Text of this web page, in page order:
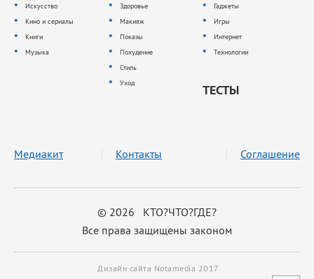
Искусство
Кино и сериалы
Книги
Музыка
Здоровье
Макияж
Показы
Похудение
Стиль
Уход
Гаджеты
Игры
Интернет
Технологии
ТЕСТЫ
© 2026 КТО?ЧТО?ГДЕ?
Все права защищены законом
Медиакит Контакты Соглашение
Дизайн сайта Notamedia 2017